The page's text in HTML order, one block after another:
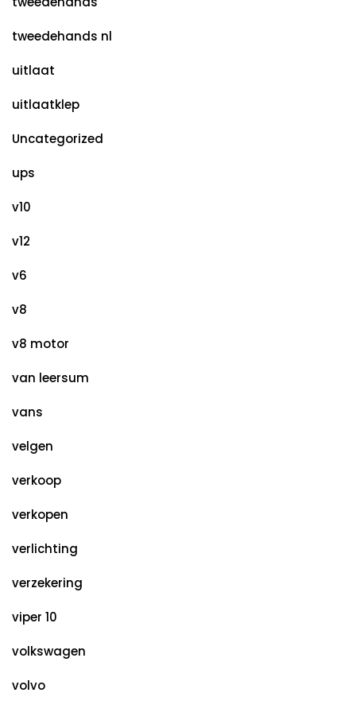
tweedehands nl
uitlaat
uitlaatklep
Uncategorized
ups
v10
v12
v6
v8
v8 motor
van leersum
vans
velgen
verkoop
verkopen
verlichting
verzekering
viper 10
volkswagen
volvo